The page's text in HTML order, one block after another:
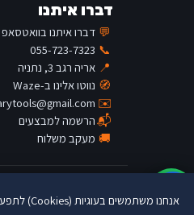
דברו איתנו
💬 דברו איתנו בוואטסאפ
📞
055-723-7323
📍 אריה רגב 3, נתניה
🧭 נווטו אלינו ב-Waze
✉️
📬הרשמה למבצעים
🚚 מעקב משלוח
אנחנו משתמשים בעוגיות (Cookies) לתפעול האתר ולשיפור חוויית הגלישה.